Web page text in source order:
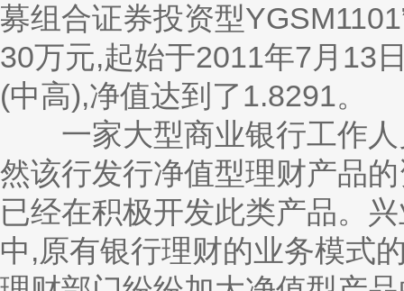
募组合证券投资型
30万元,起始于2011年7月13
(中高),净值达到了1.8291。
一家大型商业银行工作人
然该行发行净值型理财产品
已经在积极开发此类产品。
中,原有银行理财的业务模式